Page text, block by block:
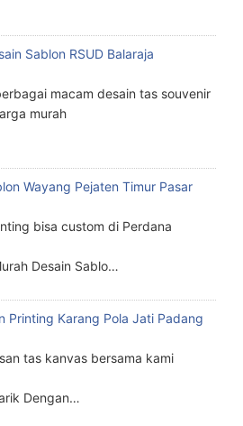
Sablon RSUD Balaraja
macam desain tas souvenir
murah
Wayang Pejaten Timur Pasar
bisa custom di Perdana
Desain Sablo…
Printing Karang Pola Jati Padang
tas kanvas bersama kami
Dengan…